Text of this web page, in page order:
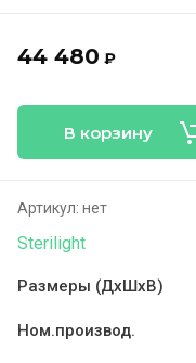
44 480 ₽
В корзину
Артикул: нет
Sterilight
Размеры (ДхШхВ)
Ном.производ.